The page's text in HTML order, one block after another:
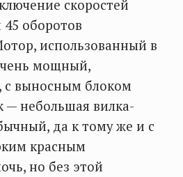
скоростей
оборотов
использованный в
мощный,
с выносным блоком
— небольшая вилка-
да к тому же и с
красным
но без этой